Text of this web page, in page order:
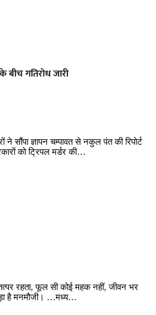
बीच गतिरोध जारी
ने सौंपा ज्ञापन चम्पावत से नकुल पंत की रिपोर्ट
को ट्रिपल मर्डर की…
रहता, फूल सी कोई महक नहीं, जीवन भर
है मनमौजी। …मध्य…